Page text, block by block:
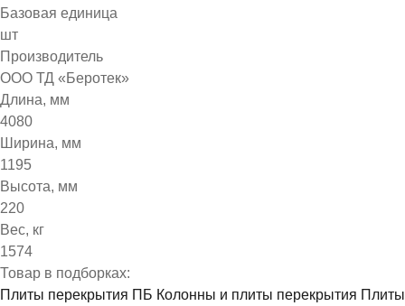
Базовая единица
шт
Производитель
ООО ТД «Беротек»
Длина, мм
4080
Ширина, мм
1195
Высота, мм
220
Вес, кг
1574
Товар в подборках:
Плиты перекрытия ПБ Колонны и плиты перекрытия